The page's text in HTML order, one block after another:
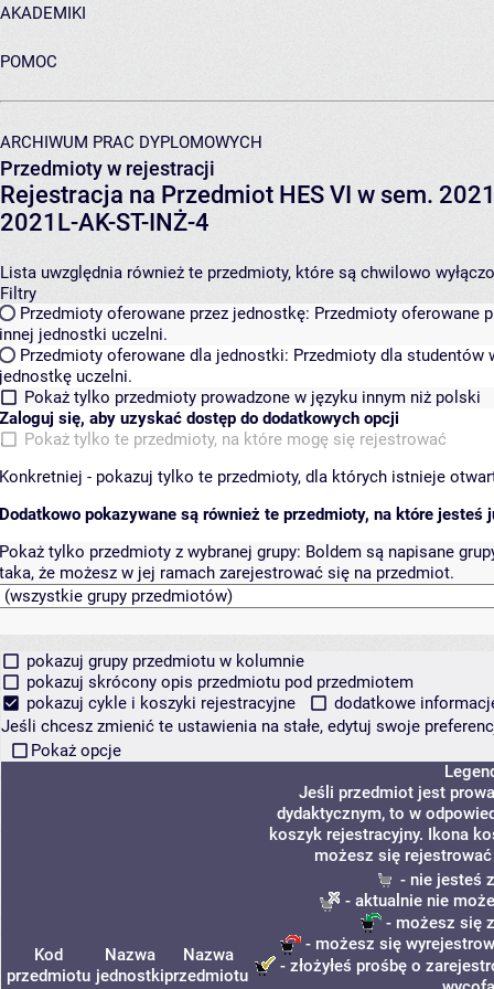
AKADEMIKI
POMOC
ARCHIWUM PRAC DYPLOMOWYCH
Przedmioty w rejestracji
Rejestracja na Przedmiot HES VI w sem.
2021L-AK-ST-INŻ-4
Lista uwzględnia również te przedmioty, które są chwilowo
Filtry
Przedmioty oferowane przez jednostkę: Przedmioty oferowane
innej jednostki uczelni.
Przedmioty oferowane dla jednostki: Przedmioty dla studentów
jednostkę uczelni.
Pokaż tylko przedmioty prowadzone w języku innym niż polski
Zaloguj się, aby uzyskać dostęp do dodatkowych opcji
Pokaż tylko te przedmioty, na które mogę się rejestrować
Konkretniej - pokazuj tylko te przedmioty, dla których istnieje
Dodatkowo pokazywane są również te przedmioty, na które jesteś
Pokaż tylko przedmioty z wybranej grupy: Boldem są napisane
taka, że możesz w jej ramach zarejestrować się na przedmiot.
pokazuj grupy przedmiotu w kolumnie
pokazuj skrócony opis przedmiotu pod przedmiotem
pokazuj cykle i koszyki rejestracyjne
dodatkowe
Jeśli chcesz zmienić te ustawienia na stałe, edytuj swoje
Pokaż opcje
Kod
przedmiotu
Nazwa
jednostki
Nazwa
przedmiotu
Jeśli przedmiot jest
dydaktycznym, to w
koszyk rejestracyjny. Ikona
możesz się
- nie jesteś
- aktualnie nie
- możesz się
- możesz się
- złożyłeś prośbę o